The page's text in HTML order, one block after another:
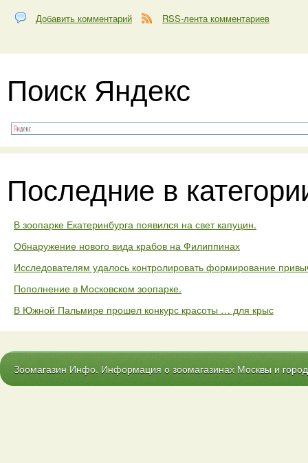
Добавить комментарий RSS-лента комментариев
Поиск Яндекс
Последние в
В зоопарке Екатеринбурга появился на свет капуцин.
Обнаружение нового вида крабов на Филиппинах
Исследователям удалось контролировать формирование
Пополнение в Московском зоопарке.
В Южной Пальмире прошел конкурс красоты … для крыс
Зоомагазин Инфо. Информация о зоомагазинах Москвы и